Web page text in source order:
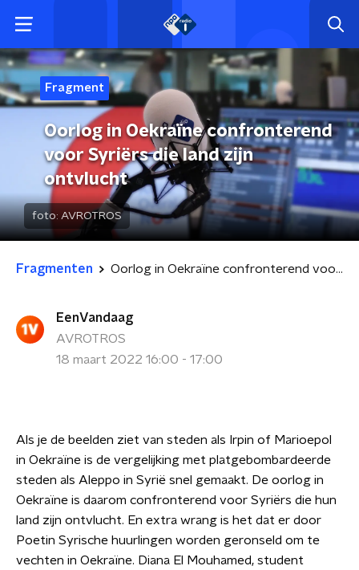
Fragment
Oorlog in Oekraïne confronterend
voor Syriërs die land zijn
ontvlucht
foto: AVROTROS
Fragmenten Oorlog in Oekraïne confronterend voor Syriërs die land zijn ontvlucht
EenVandaag
AVROTROS
18 maart 2022 16:00 - 17:00
Als je de beelden ziet van steden als Irpin of Marioepol
in Oekraïne is de vergelijking met platgebombardeerde
steden als Aleppo in Syrië snel gemaakt. De oorlog in
Oekraïne is daarom confronterend voor Syriërs die hun
land zijn ontvlucht. En extra wrang is het dat er door
Poetin Syrische huurlingen worden geronseld om te
vechten in Oekraïne. Diana El Mouhamed, student